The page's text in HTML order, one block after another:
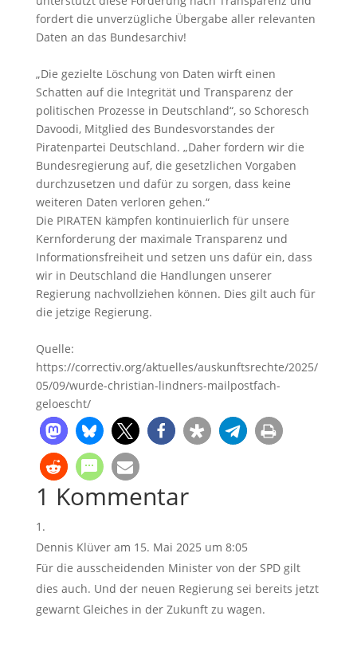
fordert die unverzügliche Übergabe aller relevanten
Daten an das Bundesarchiv!
„Die gezielte Löschung von Daten wirft einen
Schatten auf die Integrität und Transparenz der
politischen Prozesse in Deutschland“, so Schoresch
Davoodi, Mitglied des Bundesvorstandes der
Piratenpartei Deutschland. „Daher fordern wir die
Bundesregierung auf, die gesetzlichen Vorgaben
durchzusetzen und dafür zu sorgen, dass keine
weiteren Daten verloren gehen.“
Die PIRATEN kämpfen kontinuierlich für unsere
Kernforderung der maximale Transparenz und
Informationsfreiheit und setzen uns dafür ein, dass
wir in Deutschland die Handlungen unserer
Regierung nachvollziehen können. Dies gilt auch für
die jetzige Regierung.
Quelle:
https://correctiv.org/aktuelles/auskunftsrechte/2025/
05/09/wurde-christian-lindners-mailpostfach-
geloescht/
1 Kommentar
Dennis Klüver am 15. Mai 2025 um 8:05
Für die ausscheidenden Minister von der SPD gilt
dies auch. Und der neuen Regierung sei bereits jetzt
gewarnt Gleiches in der Zukunft zu wagen.